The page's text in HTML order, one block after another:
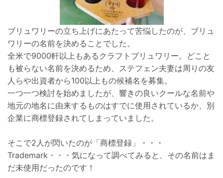
ブリュワリーの立ち上げにあたって苦悩したのが、ブリュ
ワリーの名前を決めることでした。
全米で9000軒以上もあるクラフトブリュワリー。どこと
も被らない名前を決めるため、ステフェン夫妻は周りの友
人らや出資者から100以上もの候補名を募集。
一つ一つ検討を始めましたが、響きの良いクールな名前や
地元の地名に由来するものはすでに使用されているか、別
企業に商標登録されてしまっていました。
そこで2人が閃いたのが「商標登録」・・・
Trademark・・・気になって調べてみると、その名前はま
だ未使用だったのです！